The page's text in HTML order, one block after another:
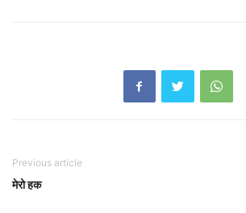
Previous article
मेरो हक